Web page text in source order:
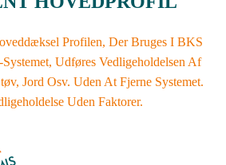
Profilen, Der Bruges I BKS
Udføres Vedligeholdelsen Af
Jord Osv. Uden At Fjerne Systemet.
Uden Faktorer.